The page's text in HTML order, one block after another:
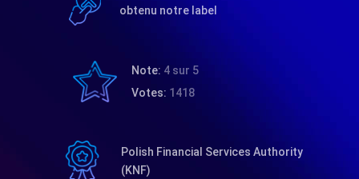
obtenu notre label
Note: 4 sur 5
Votes: 1418
Polish Financial Services Authority
(KNF)